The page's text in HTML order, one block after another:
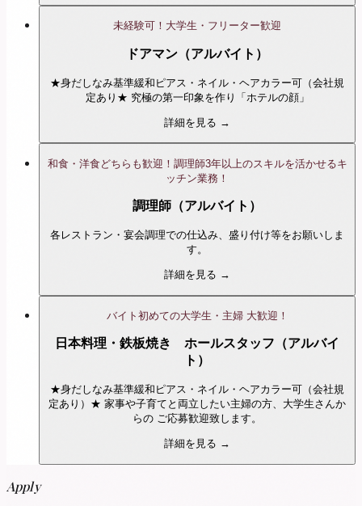
未経験可！大学生・フリーター歓迎
ドアマン（アルバイト）
★身だしなみ基準緩和ピアス・ネイル・ヘアカラー可（会社規
定あり★ 究極の第一印象を作り「ホテルの顔」
詳細を見る →
和食・洋食どちらも歓迎！調理師3年以上のスキルを活かせるキ
ッチン業務！
調理師（アルバイト）
各レストラン・宴会調理での仕込み、盛り付け等をお願いしま
す。
詳細を見る →
バイト初めての大学生・主婦 大歓迎！
日本料理・鉄板焼き ホールスタッフ（アルバイ
ト）
★身だしなみ基準緩和ピアス・ネイル・ヘアカラー可（会社規
定あり）★ 家事や子育てと両立したい主婦の方、大学生さんか
らの ご応募歓迎致します。
詳細を見る →
Apply